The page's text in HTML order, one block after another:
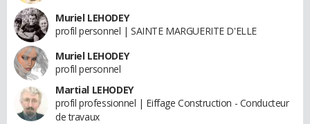
Muriel LEHODEY
profil personnel | SAINTE MARGUERITE D'ELLE
Muriel LEHODEY
profil personnel
Martial LEHODEY
profil professionnel | Eiffage Construction - Conducteur
de travaux